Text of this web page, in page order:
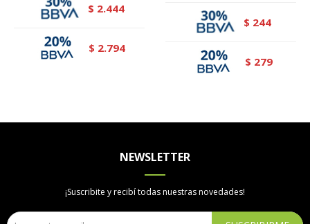
$ 2.444
$ 2.794
$ 244
$ 279
NEWSLETTER
¡Suscribite y recibí todas nuestras novedades!